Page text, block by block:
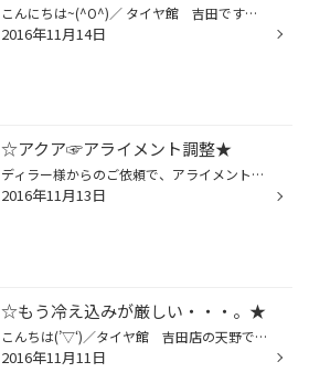
こんにちは~(^O^)／ タイヤ館 吉田です～(^O^) お客様にお願いがあります！！ ご来店の際には是非ともアンケートにご協力をお願いします(^_-)-☆ ご協力頂いたお礼に500円クーポンをプレゼントします(*^_^*) 是非お店の方にご来店お待ちしております！！！
2016年11月14日
☆アクア☞アライメント調整★
ディラー様からのご依頼で、アライメント調整を行わせていただきました☆ 下回り、足回りなどの部品をごっそり交換した後でしたので、明らかなズレ具合でしたね！！しっかり基準値に戻させて、いただきましたよ(*^_^*) タグ☞＃山梨＃富士吉田＃アライメント＃足回り＃下回り＃交換後＃基準値
2016年11月13日
☆もう冷え込みが厳しい・・・。★
こんちは(’▽‘)／タイヤ館 吉田店の天野です☆ 最近はもう一桁気温の富士吉田・・・冬タイヤ履き替え真っ盛りとなっています★ こういった履き替えの時期こそ、当店はアライメントといった作業オススメしております！！簡単に言うとタイヤの取付角度を調整するわけなんですが、ずれた状態ですと冬タイ...
2016年11月11日